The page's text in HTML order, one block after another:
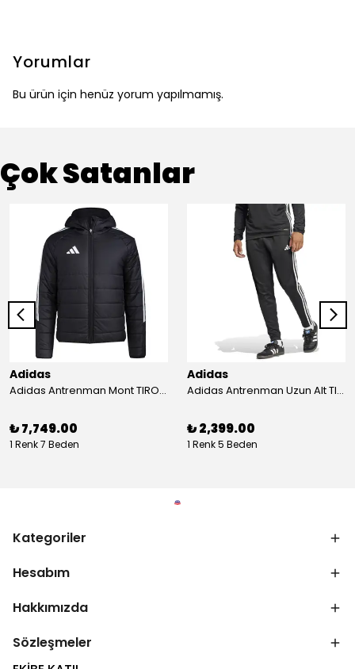
Yorumlar
Bu ürün için henüz yorum yapılmamış.
Çok Satanlar
Adidas
Adidas Antrenman Mont TIRO24 WINT JKT IJ7388
₺ 7,749.00
1 Renk 7 Beden
Adidas
Adidas Antrenman Uzun Alt TIRO ES PNT JD0442
₺ 2,399.00
1 Renk 5 Beden
Kategoriler
Hesabım
Hakkımızda
Sözleşmeler